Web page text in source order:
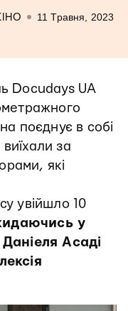
11 Травня, 2023
Docudays UA
поєднує в собі
виїхали за
які
увійшло 10
у
Асаді